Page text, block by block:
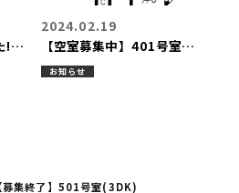
!!
【空室募集中】401号室
(3DK)
2024.02.19
お知らせ
募集終了】501号室(3DK)